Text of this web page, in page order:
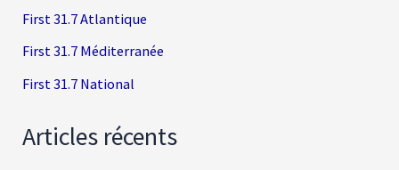
First 31.7 Atlantique
First 31.7 Méditerranée
First 31.7 National
Articles récents